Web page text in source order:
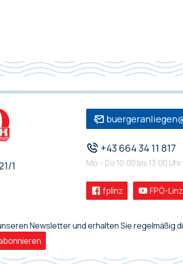
1
+43 664 34 11 817
Mo – Do 10:00 bis 13:00 Uhr
fplinz FPÖ-
Newsletter und erhalten Sie regelmäßig